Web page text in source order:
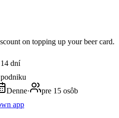
on topping up your beer card.
dní
Denne·
pre 15 osôb
app